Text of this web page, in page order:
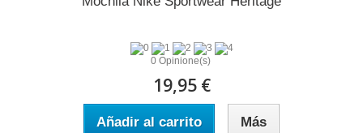
0 Opinione(s)
19,95 €
Añadir al carrito Más